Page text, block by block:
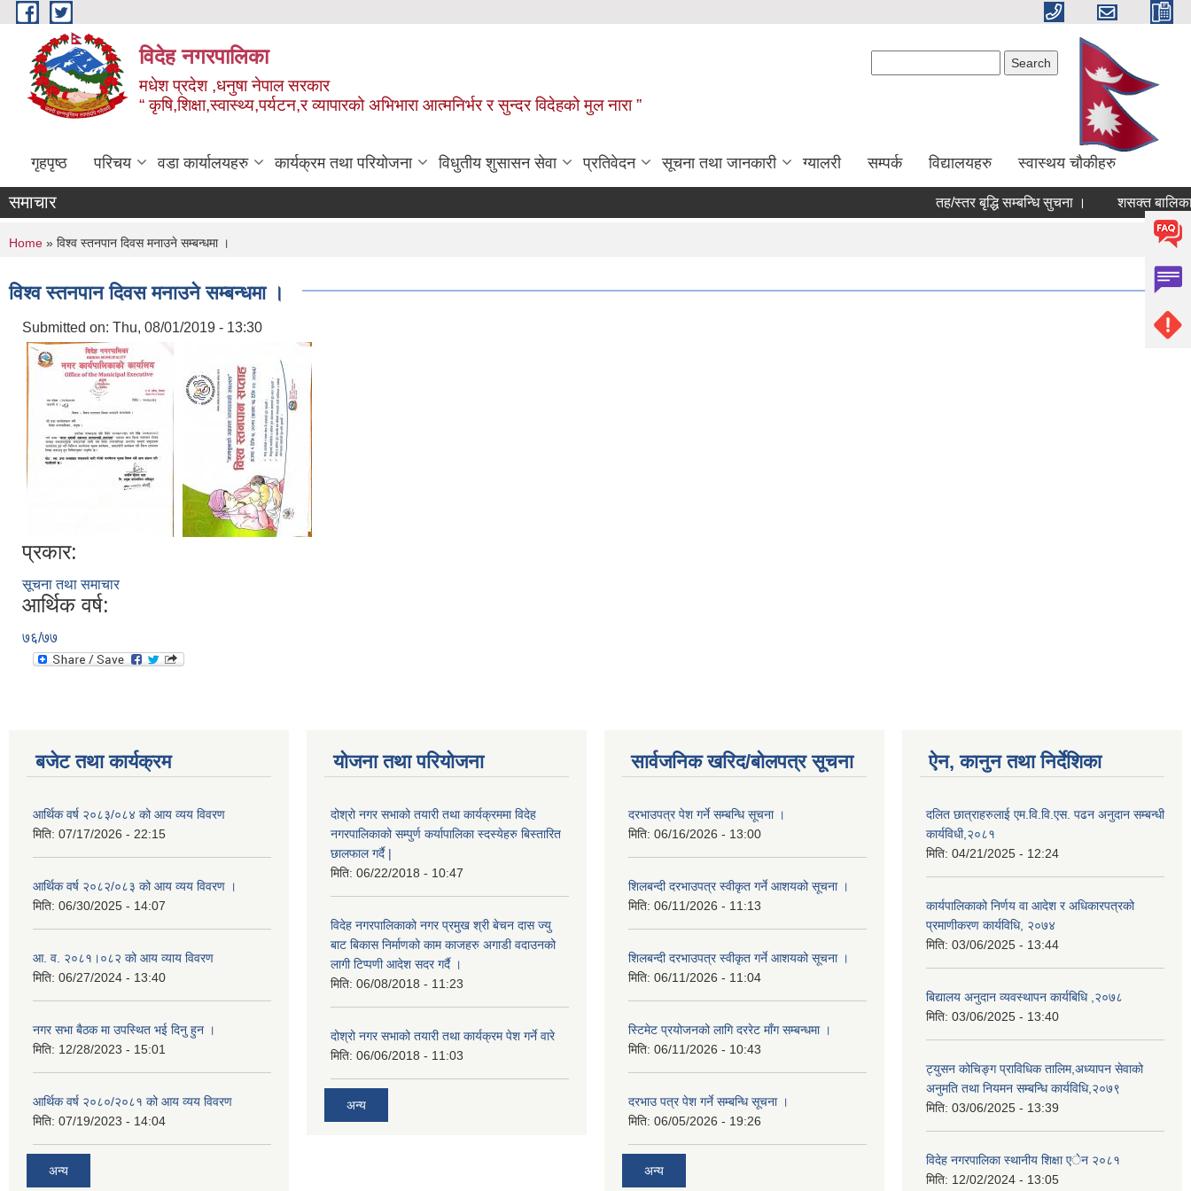
Skip to main content
विदेह नगरपालिका
मधेश प्रदेश ,धनुषा नेपाल सरकार
“ कृषि,शिक्षा,स्वास्थ्य,पर्यटन,र व्यापारको अभिभारा आत्मनिर्भर र सुन्दर विदेहको मुल नारा ”
गृहपृष्ठ परिचय वडा कार्यालयहरु कार्यक्रम तथा परियोजना विधुतीय शुसासन सेवा प्रतिवेदन सूचना तथा जानकारी ग्यालरी सम्पर्क विद्यालयहरु स्वास्थय चौकीहरु
समाचार तह/स्तर बृद्धि सम्बन्धि सुचना । शसक्त बालिका
You are here
Home » विश्व स्तनपान दिवस मनाउने सम्बन्धमा ।
विश्व स्तनपान दिवस मनाउने सम्बन्धमा ।
Submitted on: Thu, 08/01/2019 - 13:30
प्रकार:
सूचना तथा समाचार
आर्थिक वर्ष:
७६/७७
बजेट तथा कार्यक्रम
आर्थिक वर्ष २०८३/०८४ को आय व्यय विवरण
मिति: 07/17/2026 - 22:15
आर्थिक वर्ष २०८२/०८३ को आय व्यय विवरण ।
मिति: 06/30/2025 - 14:07
आ. व. २०८१।०८२ को आय व्याय विवरण
मिति: 06/27/2024 - 13:40
नगर सभा बैठक मा उपस्थित भई दिनु हुन ।
मिति: 12/28/2023 - 15:01
आर्थिक वर्ष २०८०/२०८१ को आय व्यय विवरण
मिति: 07/19/2023 - 14:04
अन्य
योजना तथा परियोजना
दोश्रो नगर सभाको तयारी तथा कार्यक्रममा विदेह
नगरपालिकाको सम्पुर्ण कर्यापालिका स्दस्येहरु बिस्तारित
छालफाल गर्दै |
मिति: 06/22/2018 - 10:47
विदेह नगरपालिकाको नगर प्रमुख श्री बेचन दास ज्यु
बाट बिकास निर्माणको काम काजहरु अगाडी वदाउनको
लागी टिप्पणी आदेश सदर गर्दै ।
मिति: 06/08/2018 - 11:23
दोश्रो नगर सभाको तयारी तथा कार्यक्रम पेश गर्ने वारे
मिति: 06/06/2018 - 11:03
अन्य
सार्वजनिक खरिद/बोलपत्र सूचना
दरभाउपत्र पेश गर्ने सम्बन्धि सूचना ।
मिति: 06/16/2026 - 13:00
शिलबन्दी दरभाउपत्र स्वीकृत गर्ने आशयको सूचना ।
मिति: 06/11/2026 - 11:13
शिलबन्दी दरभाउपत्र स्वीकृत गर्ने आशयको सूचना ।
मिति: 06/11/2026 - 11:04
स्टिमेट प्रयोजनको लागि दररेट माँग सम्बन्धमा ।
मिति: 06/11/2026 - 10:43
दरभाउ पत्र पेश गर्ने सम्बन्धि सूचना ।
मिति: 06/05/2026 - 19:26
अन्य
ऐन, कानुन तथा निर्देशिका
दलित छात्राहरुलाई एम.वि.वि.एस. पढन अनुदान सम्बन्धी
कार्यविधी,२०८१
मिति: 04/21/2025 - 12:24
कार्यपालिकाको निर्णय वा आदेश र अधिकारपत्रको
प्रमाणीकरण कार्यविधि, २०७४
मिति: 03/06/2025 - 13:44
बिद्यालय अनुदान व्यवस्थापन कार्यबिधि ,२०७८
मिति: 03/06/2025 - 13:40
ट्युसन कोचिङ्ग प्राविधिक तालिम,अध्यापन सेवाको
अनुमति तथा नियमन सम्बन्धि कार्यविधि,२०७९
मिति: 03/06/2025 - 13:39
विदेह नगरपालिका स्थानीय शिक्षा एेन २०८१
मिति: 12/02/2024 - 13:05